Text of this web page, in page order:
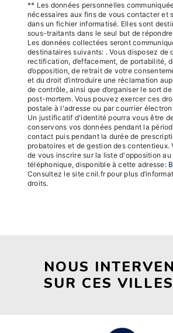
** Les données personnelles
nécessaires aux fins de vous contacter et
dans un fichier informatisé. Elles sont
sous-traitants dans le seul but de
Les données collectées seront
destinataires suivants: . Vous disposez de
rectification, d’effacement, de portabilité,
d’opposition, de retrait de votre
et du droit d’introduire une réclamation
de contrôle, ainsi que d’organiser le sort
post-mortem. Vous pouvez exercer ces
postale à l'adresse ou par courrier
Un justificatif d'identité pourra vous être
conservons vos données pendant la
contact puis pendant la durée de
probatoires et de gestion des contentieux.
de vous inscrire sur la liste d'opposition au
téléphonique, disponible à cette adresse:
Consultez le site cnil.fr pour plus
droits.
NOUS
SUR CES VILLES